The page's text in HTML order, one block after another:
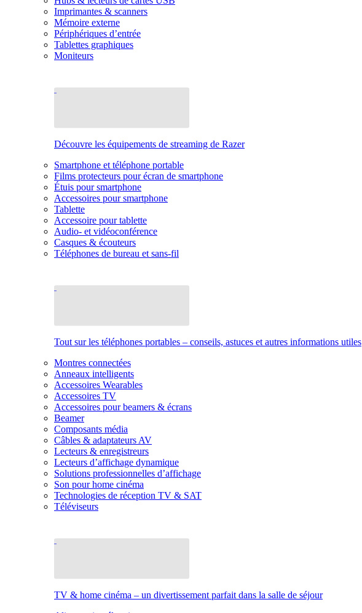
Imprimantes & scanners
Mémoire externe
Périphériques d’entrée
Tablettes graphiques
Moniteurs
Découvre les équipements de streaming de Razer
Smartphone et téléphone portable
Films protecteurs pour écran de smartphone
Étuis pour smartphone
Accessoires pour smartphone
Tablette
Accessoire pour tablette
Audio- et vidéoconférence
Casques & écouteurs
Téléphones de bureau et sans-fil
Tout sur les téléphones portables – conseils, astuces et autres informations utiles
Montres connectées
Anneaux intelligents
Accessoires Wearables
Accessoires TV
Accessoires pour beamers & écrans
Beamer
Composants média
Câbles & adaptateurs AV
Lecteurs & enregistreurs
Lecteurs d’affichage dynamique
Solutions professionnelles d’affichage
Son pour home cinéma
Technologies de réception TV & SAT
Téléviseurs
TV & home cinéma – un divertissement parfait dans la salle de séjour